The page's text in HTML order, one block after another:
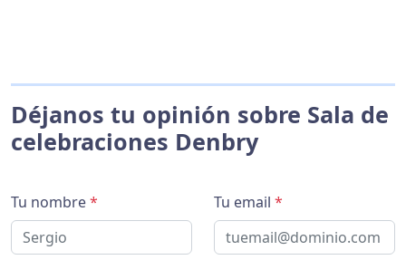
Déjanos tu opinión sobre Sala de
celebraciones Denbry
Tu nombre* Tu email *